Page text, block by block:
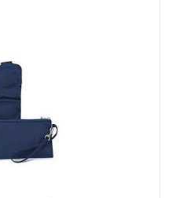
Indispensable"